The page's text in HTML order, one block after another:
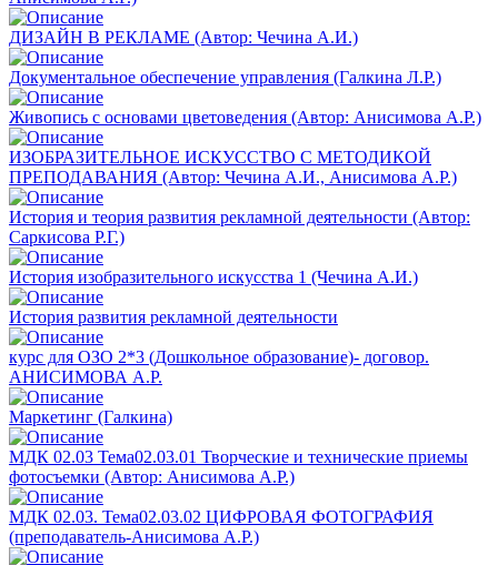
ДИЗАЙН В РЕКЛАМЕ (Автор: Чечина А.И.)
Документальное обеспечение управления (Галкина Л.Р.)
Живопись с основами цветоведения (Автор: Анисимова А.Р.)
ИЗОБРАЗИТЕЛЬНОЕ ИСКУССТВО С МЕТОДИКОЙ
ПРЕПОДАВАНИЯ (Автор: Чечина А.И., Анисимова А.Р.)
История и теория развития рекламной деятельности (Автор:
Саркисова Р.Г.)
История изобразительного искусства 1 (Чечина А.И.)
История развития рекламной деятельности
курс для ОЗО 2*3 (Дошкольное образование)- договор.
АНИСИМОВА А.Р.
Маркетинг (Галкина)
МДК 02.03 Тема02.03.01 Творческие и технические приемы
фотосъемки (Автор: Анисимова А.Р.)
МДК 02.03. Тема02.03.02 ЦИФРОВАЯ ФОТОГРАФИЯ
(преподаватель-Анисимова А.Р.)